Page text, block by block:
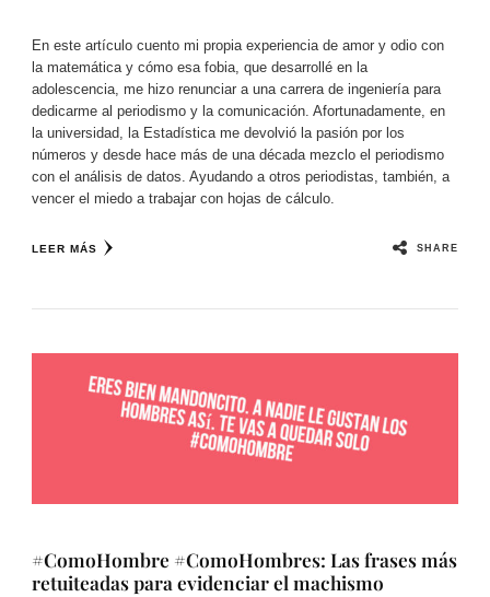
En este artículo cuento mi propia experiencia de amor y odio con
la matemática y cómo esa fobia, que desarrollé en la
adolescencia, me hizo renunciar a una carrera de ingeniería para
dedicarme al periodismo y la comunicación. Afortunadamente, en
la universidad, la Estadística me devolvió la pasión por los
números y desde hace más de una década mezclo el periodismo
con el análisis de datos. Ayudando a otros periodistas, también, a
vencer el miedo a trabajar con hojas de cálculo.
LEER MÁS SHARE
#ComoHombre #ComoHombres: Las frases más
retuiteadas para evidenciar el machismo​